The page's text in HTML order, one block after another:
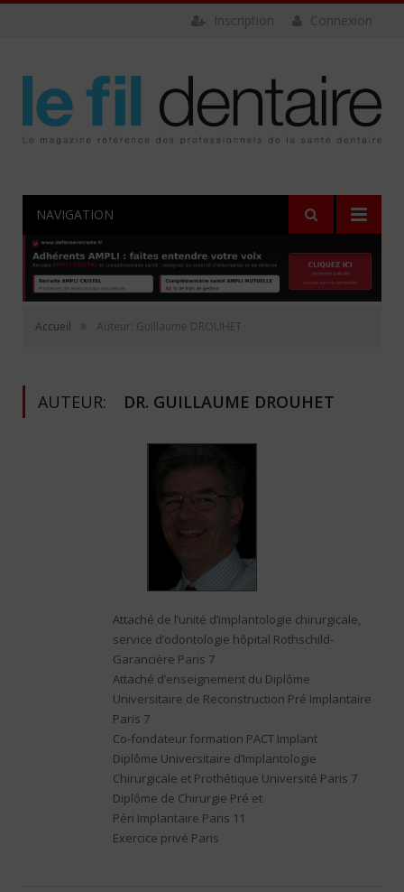
Connexion
Inscription
NAVIGATION
Accueil » Auteur: Guillaume DROUHET
AUTEUR: DR. GUILLAUME DROUHET
Attaché de l’unité d’implantologie chirurgicale,
service d’odontologie hôpital Rothschild-
Garancière Paris 7
Attaché d’enseignement du Diplôme
Universitaire de Reconstruction Pré Implantaire
Paris 7
Co-fondateur formation PACT Implant
Diplôme Universitaire d’Implantologie
Chirurgicale et Prothétique Université Paris 7
Diplôme de Chirurgie Pré et
Péri Implantaire Paris 11
Exercice privé Paris